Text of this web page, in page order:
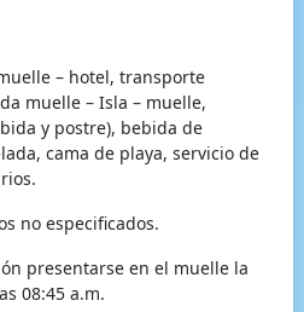
– hotel, transporte
muelle – Isla – muelle,
y postre), bebida de
cama de playa, servicio de
no especificados.
presentarse en el muelle la
08:45 a.m.